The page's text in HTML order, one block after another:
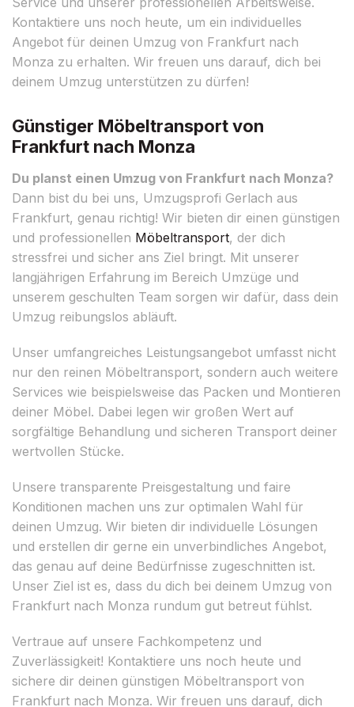
Kontaktiere uns noch heute, um ein individuelles
Angebot für deinen Umzug von Frankfurt nach
Monza zu erhalten. Wir freuen uns darauf, dich bei
deinem Umzug unterstützen zu dürfen!
Günstiger Möbeltransport von
Frankfurt nach Monza
Du planst einen Umzug von Frankfurt nach Monza?
Dann bist du bei uns, Umzugsprofi Gerlach aus
Frankfurt, genau richtig! Wir bieten dir einen günstigen
und professionellen Möbeltransport, der dich
stressfrei und sicher ans Ziel bringt. Mit unserer
langjährigen Erfahrung im Bereich Umzüge und
unserem geschulten Team sorgen wir dafür, dass dein
Umzug reibungslos abläuft.
Unser umfangreiches Leistungsangebot umfasst nicht
nur den reinen Möbeltransport, sondern auch weitere
Services wie beispielsweise das Packen und Montieren
deiner Möbel. Dabei legen wir großen Wert auf
sorgfältige Behandlung und sicheren Transport deiner
wertvollen Stücke.
Unsere transparente Preisgestaltung und faire
Konditionen machen uns zur optimalen Wahl für
deinen Umzug. Wir bieten dir individuelle Lösungen
und erstellen dir gerne ein unverbindliches Angebot,
das genau auf deine Bedürfnisse zugeschnitten ist.
Unser Ziel ist es, dass du dich bei deinem Umzug von
Frankfurt nach Monza rundum gut betreut fühlst.
Vertraue auf unsere Fachkompetenz und
Zuverlässigkeit! Kontaktiere uns noch heute und
sichere dir deinen günstigen Möbeltransport von
Frankfurt nach Monza. Wir freuen uns darauf, dich